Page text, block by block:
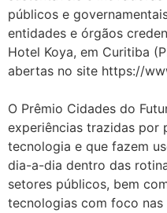
públicos e
entidades e órgãos
Hotel Koya, em Curitiba
abertas no site https://
O Prêmio Cidades do
experiências trazidas por
tecnologia e que fazem
dia-a-dia dentro das
setores públicos, bem
tecnologias com foco